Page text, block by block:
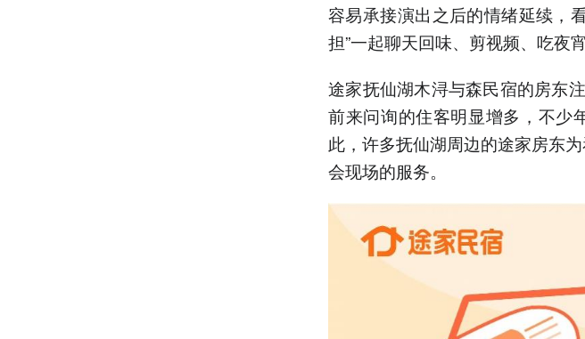
容易承接演出之后的情绪延续，
担”一起聊天回味、剪视频、吃夜宵
途家抚仙湖木浔与森民宿的房东
前来问询的住客明显增多，不少
此，许多抚仙湖周边的途家房东
会现场的服务。